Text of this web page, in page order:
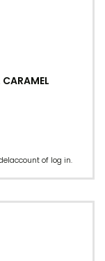
CARAMEL
of log in.